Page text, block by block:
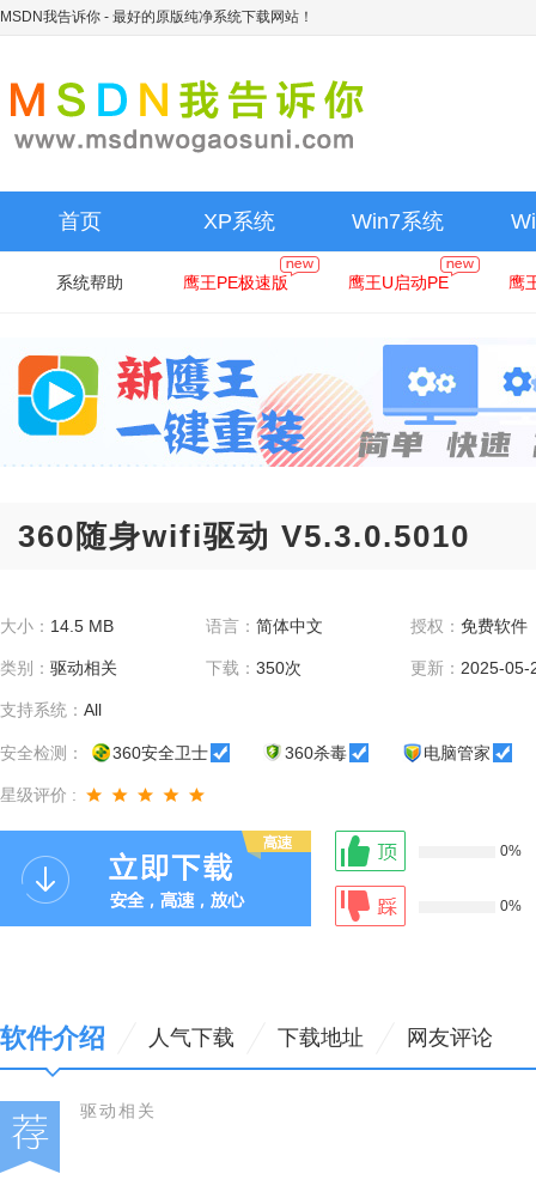
MSDN我告诉你 - 最好的原版纯净系统下载网站！
首页 XP系统 Win7系统
系统帮助 鹰王PE极速版 鹰王U启动PE 鹰
360随身wifi驱动 V5.3.0.5010
大小： 14.5 MB 语言： 简体中文 授权：免费软件
类别： 驱动相关 下载： 350次 更新： 2025-05-
支持系统： All
安全检测： 360安全卫士 360杀毒 电脑管家
星级评价 :
0%
0%
软件介绍 人气下载 下载地址 网友评论
驱动相关